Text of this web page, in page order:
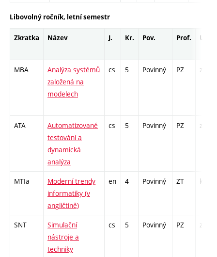
Libovolný ročník, letní semestr
Zkratka Název J. Kr. Pov. Prof. Uk.
MBA
Analýza systémů
založená na
modelech
cs 5 Povinný PZ zk
ATA
Automatizované
testování a
dynamická
analýza
cs 5 Povinný PZ zk
MTIa
Moderní trendy
informatiky (v
angličtině)
en 4 Povinný ZT kl
SNT
Simulační
nástroje a
techniky
cs 5 Povinný PZ zá,zk